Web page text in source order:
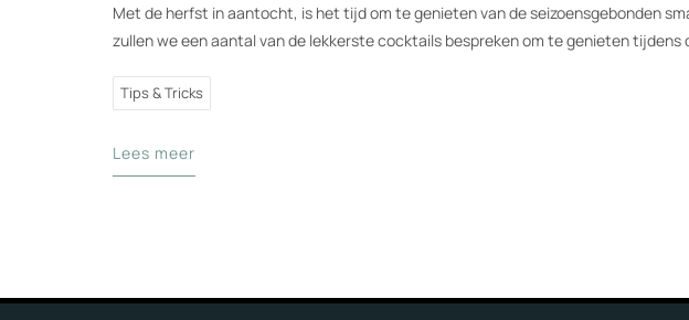
Met de herfst in aantocht, is het tijd om te genieten van de seizoensgebonden
zullen we een aantal van de lekkerste cocktails bespreken om te genieten tijdens
Tips & Tricks
Lees meer